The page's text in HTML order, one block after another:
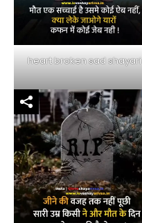
heart broken sad shayari